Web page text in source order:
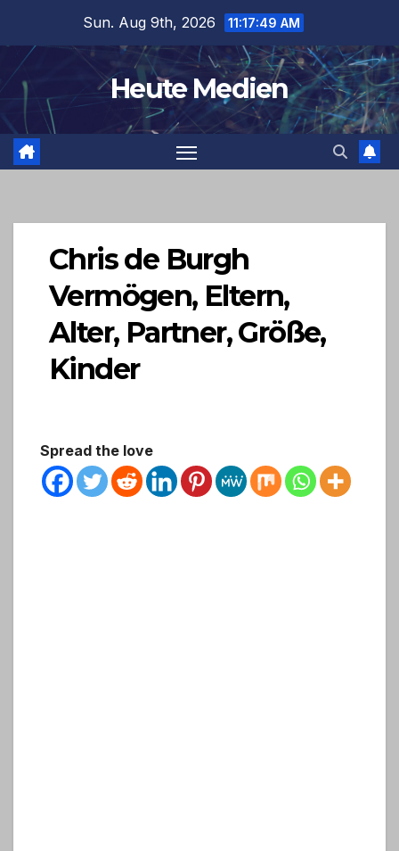
content
Sun. Aug 9th, 2026 11:17:50 AM
Heute Medien
Chris de Burgh
Vermögen, Eltern,
Alter, Partner, Größe,
Kinder
Spread the love